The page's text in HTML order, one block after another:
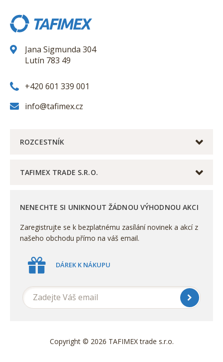
Jana Sigmunda 304
Lutín 783 49
+420 601 339 001
info@tafimex.cz
ROZCESTNÍK
TAFIMEX TRADE S.R.O.
NENECHTE SI UNIKNOUT ŽÁDNOU VÝHODNOU AKCI
Zaregistrujte se k bezplatnému zasílání novinek a akcí z
našeho obchodu přímo na váš email.
DÁREK K NÁKUPU
Copyright © 2026 TAFIMEX trade s.r.o.